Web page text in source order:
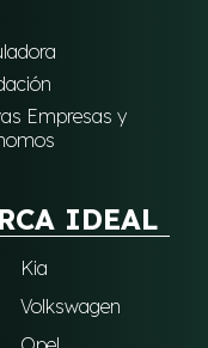
Empresas y
IDEAL
Kia
Volkswagen